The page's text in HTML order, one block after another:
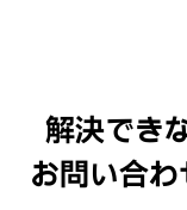
解決でき
お問い合わ